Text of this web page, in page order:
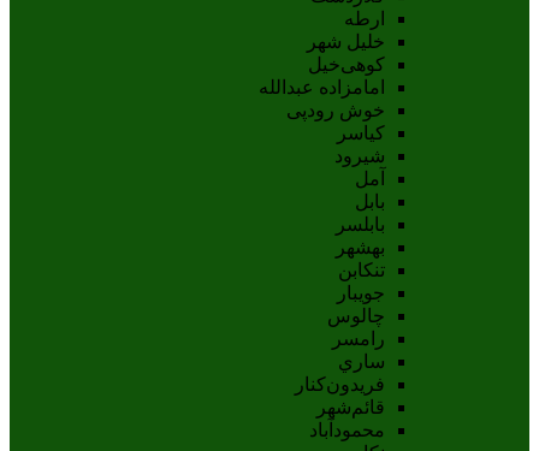
ارطه
خلیل شهر
کوهی‌خیل
امامزاده عبدالله
خوش رودپی
کیاسر
شیرود
آمل
بابل
بابلسر
بهشهر
تنکابن
جويبار
چالوس
رامسر
ساري
فريدون‌کنار
قائم‌شهر
محمودآباد